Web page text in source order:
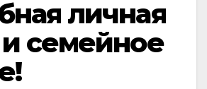
личная
семейное